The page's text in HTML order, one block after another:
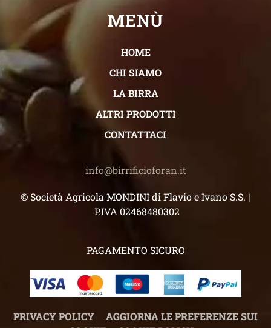
MENÙ
HOME
CHI SIAMO
LA BIRRA
ALTRI PRODOTTI
CONTATTACI
info@birrificioforan.it
© Società Agricola MONDINI di Flavio e Ivano S.S. |
P.IVA 02468480302
PAGAMENTO SICURO
PRIVACY POLICY
AGGIORNA LE PREFERENZE SUI